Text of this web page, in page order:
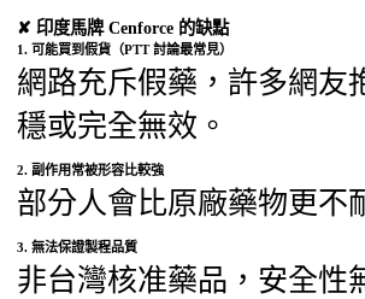
✘ 印度馬牌 Cenforce 的缺點
1. 可能買到假貨（PTT 討論最常見）
網路充斥假藥，許多網友
穩或完全無效。
2. 副作用常被形容比較強
部分人會比原廠藥物更不
3. 無法保證製程品質
非台灣核准藥品，安全性